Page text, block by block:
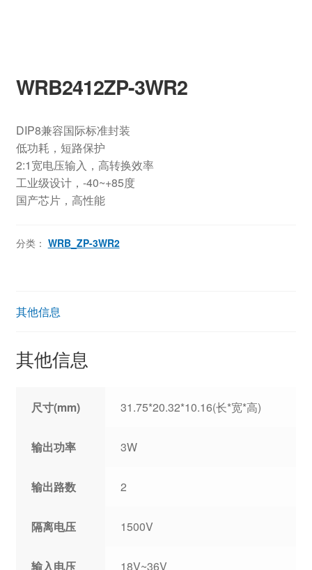
WRB2412ZP-3WR2
DIP8兼容国际标准封装
低功耗，短路保护
2:1宽电压输入，高转换效率
工业级设计，-40~+85度
国产芯片，高性能
分类： WRB_ZP-3WR2
其他信息
其他信息
尺寸(mm) 31.75*20.32*10.16(长*宽*高)
输出功率 3W
输出路数 2
隔离电压 1500V
输入电压 18V~36V